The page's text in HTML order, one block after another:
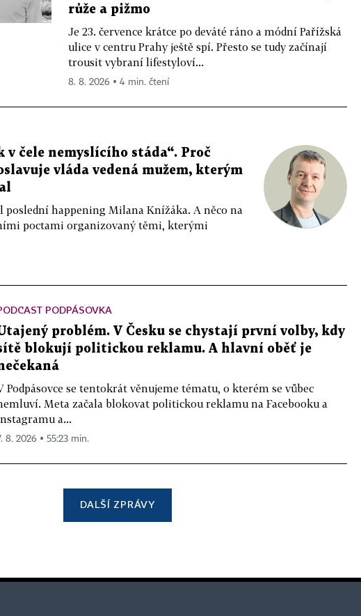
růže a pižmo
Je 23. července krátce po deváté ráno a módní Pařížská
ulice v centru Prahy ještě spí. Přesto se tudy začínají
trousit vybraní lifestyloví...
8. 8. 2026 ▪ 4 min. čtení
v čele nemyslícího stáda“. Proč
vláda vedená mužem, kterým
happening Milana Knížáka. A něco na
poctami organizovaný těmi, kterými
PODPÁSOVKA
problém. V Česku se chystají první volby, kdy
blokují politickou reklamu. A hlavní oběť je
Podpásovce se tentokrát věnujeme tématu, o kterém se vůbec
Meta začala blokovat politickou reklamu na Facebooku a
a...
8. 2026 ▪ 55:23 min.
DALŠÍ ZPRÁVY